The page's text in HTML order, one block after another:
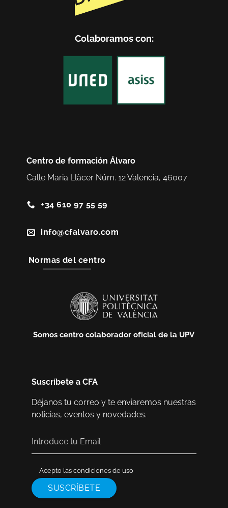
Colaboramos con:
Centro de formación Álvaro
Calle Maria Llàcer Núm. 12 Valencia, 46007
+34 610 97 55 59
info@cfalvaro.com
Normas del centro
Somos centro colaborador oficial de la UPV
Suscríbete a CFA
Déjanos tu correo y te enviaremos nuestras
noticias, eventos y novedades.
Acepto las condiciones de uso